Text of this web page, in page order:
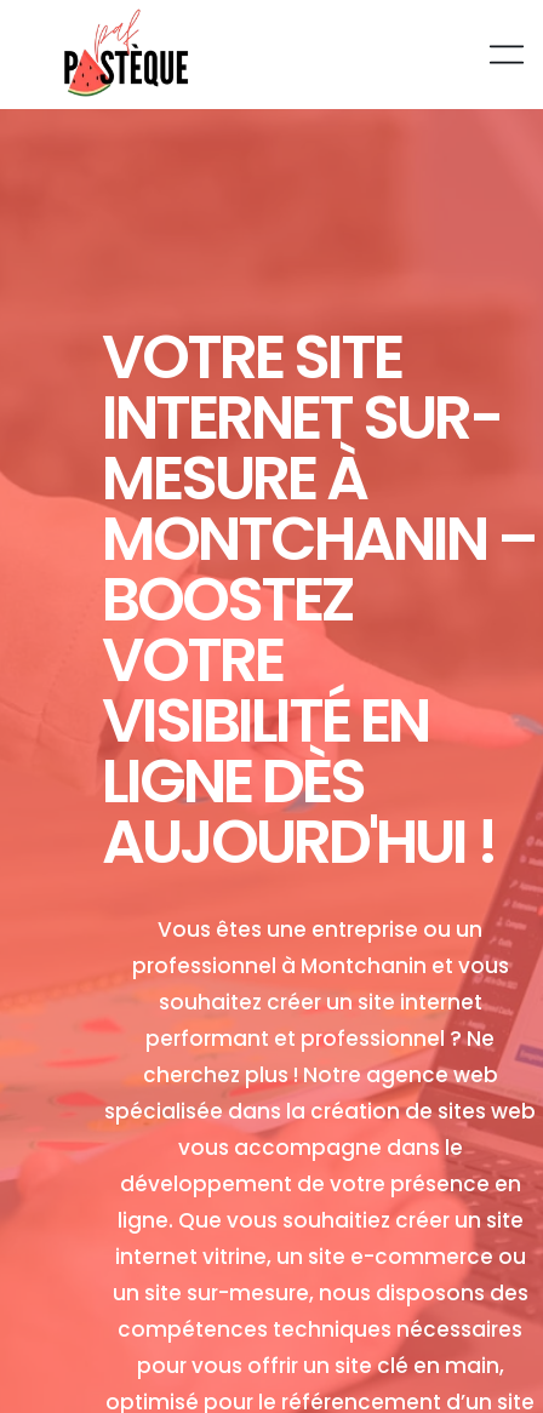
VOTRE SITE
INTERNET SUR-
MESURE À
MONTCHANIN –
BOOSTEZ
VOTRE
VISIBILITÉ EN
LIGNE DÈS
AUJOURD'HUI !
Vous êtes une entreprise ou un
professionnel à Montchanin et vous
souhaitez créer un site internet
performant et professionnel ? Ne
cherchez plus ! Notre agence web
spécialisée dans la création de sites web
vous accompagne dans le
développement de votre présence en
ligne. Que vous souhaitiez créer un site
internet vitrine, un site e-commerce ou
un site sur-mesure, nous disposons des
compétences techniques nécessaires
pour vous offrir un site clé en main,
optimisé pour le référencement d’un site